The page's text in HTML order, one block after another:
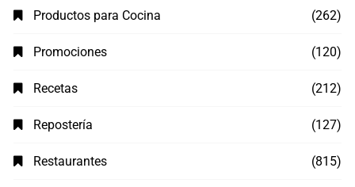
Productos para Cocina (262)
Promociones (120)
Recetas (212)
Repostería (127)
Restaurantes (815)